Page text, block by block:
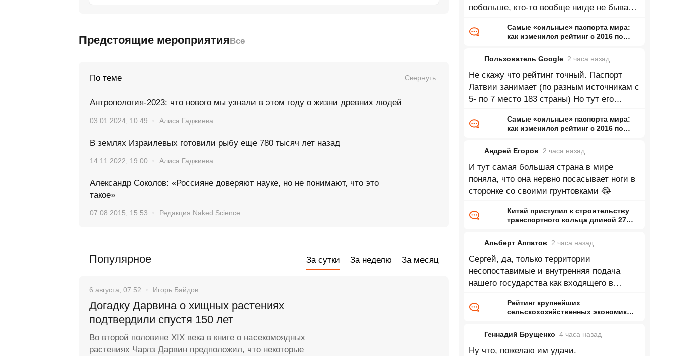
Предстоящие мероприятияВсе
По теме Свернуть
Антропология-2023: что нового мы узнали в этом году о жизни древних людей
03.01.2024, 10:49 Алиса Гаджиева
В землях Израилевых готовили рыбу еще 780 тысяч лет назад
14.11.2022, 19:00 Алиса Гаджиева
Александр Соколов: «Россияне доверяют науке, но не понимают, что это
такое»
07.08.2015, 15:53 Редакция Naked Science
Популярное За сутки За неделю За месяц
6 августа, 07:52 Игорь Байдов
Догадку Дарвина о хищных растениях
подтвердили спустя 150 лет
Во второй половине XIX века в книге о насекомоядных
растениях Чарлз Дарвин предположил, что некоторые
побольше, кто-то вообще нигде не бывает,
Самые «сильные» паспорта мира:
как изменился рейтинг с 2016 по
Пользователь Google 2 часа назад
Не скажу что рейтинг точный. Паспорт
Латвии занимает (по разным источникам с
5- по 7 место 183 страны) Но тут его
Самые «сильные» паспорта мира:
как изменился рейтинг с 2016 по
Андрей Егоров
2 часа назад
И тут самая большая страна в мире
поняла, что она нервно посасывает ноги в
сторонке со своими грунтовками 😂
Китай приступил к строительству
транспортного кольца длиной 27
Альберт Алпатов
2 часа назад
Сергей, да, только территории
несопоставимые и внутренняя подача
нашего государства как входящего в
десятку
Рейтинг крупнейших
сельскохозяйственных экономик
Геннадий Брущенко 4 часа назад
Ну что, пожелаю им удачи.